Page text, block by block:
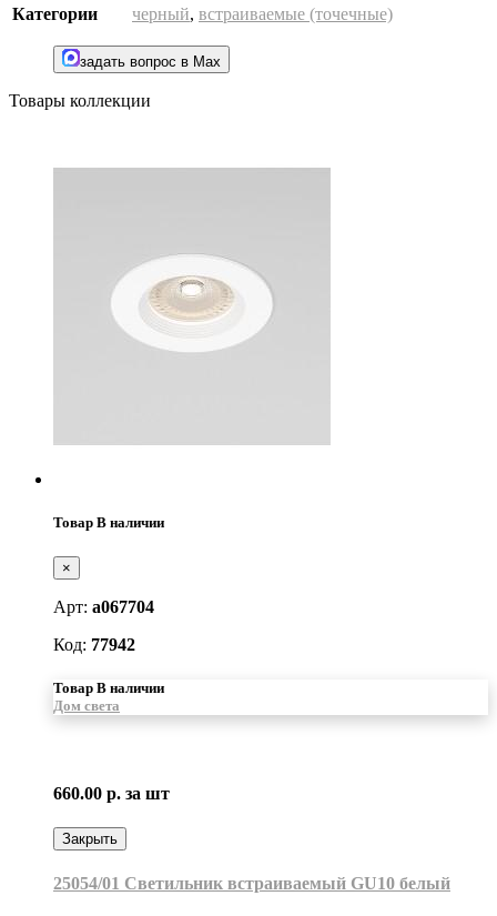
Категории черный, встраиваемые (точечные)
задать вопрос в Max
Товары коллекции
Товар В наличии
×
Арт: a067704
Код: 77942
Товар В наличии
Дом света
660.00 р. за шт
Закрыть
25054/01 Светильник встраиваемый GU10 белый